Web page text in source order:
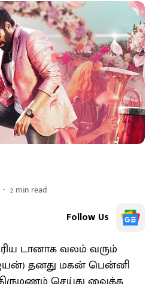
2 min read
Follow Us
டானாக வலம் வரும்
தனது மகன் பென்னி